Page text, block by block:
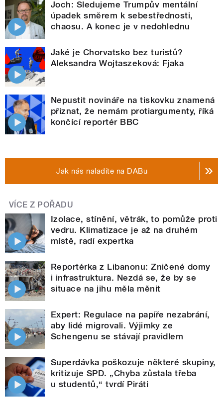
Joch: Sledujeme Trumpův mentální
úpadek směrem k sebestřednosti,
chaosu. A konec je v nedohlednu
Jaké je Chorvatsko bez turistů?
Aleksandra Wojtaszeková: Fjaka
Nepustit novináře na tiskovku znamená
přiznat, že nemám protiargumenty, říká
končící reportér BBC
Jak nás naladíte na DABu
VÍCE Z POŘADU
Izolace, stínění, větrák, to pomůže proti
vedru. Klimatizace je až na druhém
místě, radí expertka
Reportérka z Libanonu: Zničené domy
i infrastruktura. Nezdá se, že by se
situace na jihu měla měnit
Expert: Regulace na papíře nezabrání,
aby lidé migrovali. Výjimky ze
Schengenu se stávají pravidlem
Superdávka poškozuje některé skupiny,
kritizuje SPD. „Chyba zůstala třeba
u studentů,“ tvrdí Piráti